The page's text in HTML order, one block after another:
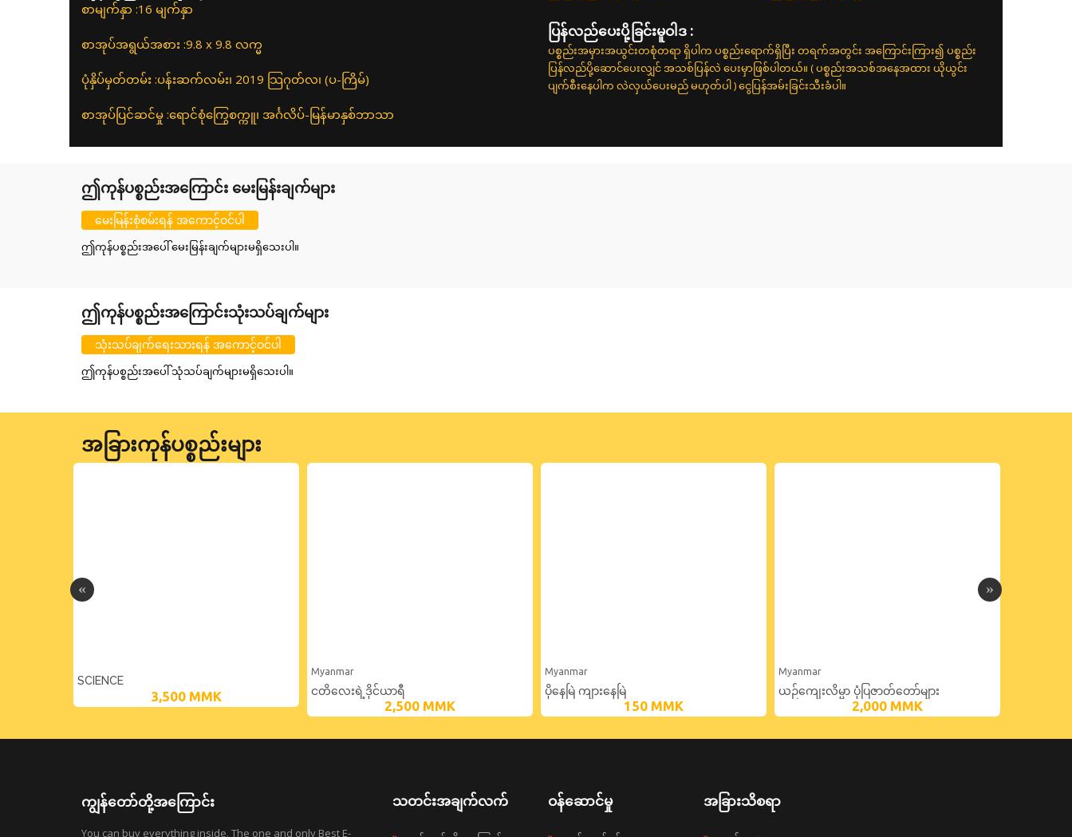
စာမျက်နှာ :16 မျက်နှာ
စာအုပ်အရွယ်အစား :9.8 x 9.8 လက္မ
ပုံနှိပ်မှတ်တမ်း :ပန်းဆက်လမ်း၊ 2019 သြဂုတ်လ၊ (ပ-ကြိမ်)
စာအုပ်ပြင်ဆင်မှု :ရောင်စုံကြွေစက္ကူ၊ အင်္ဂလိပ်-မြန်မာနှစ်ဘာသာ
ပြန်လည်ပေးပို့ခြင်းမူဝါဒ :
ပစ္စည်းအမှားအယွင်းတစုံတရာ ရှိပါက ပစ္စည်းရောက်ရှိပြီး တရက်အတွင်း အကြောင်းကြား၍ ပစ္စည်း
ပြန်လည်ပို့ဆောင်ပေးလျှင် အသစ်ပြန်လဲ ပေးမှာဖြစ်ပါတယ်။ ( ပစ္စည်းအသစ်အနေအထား ယိုယွင်း
ပျက်စီးနေပါက လဲလှယ်ပေးမည် မဟုတ်ပါ ) ငွေပြန်အမ်းခြင်းသီးခံပါ။
ဤကုန်ပစ္စည်းအကြောင်း မေးမြန်းချက်များ
မေးမြန်းစုံစမ်းရန် အကောင့်ဝင်ပါ
ဤကုန်ပစ္စည်းအပေါ် မေးမြန်းချက်များမရှိသေးပါ။
ဤကုန်ပစ္စည်းအကြောင်းသုံးသပ်ချက်များ
သုံးသပ်ချက်ရေးသားရန် အကောင့်ဝင်ပါ
ဤကုန်ပစ္စည်းအပေါ် သုံသပ်ချက်များမရှိသေးပါ။
အခြားကုန်ပစ္စည်းများ
SCIENCE
3,500 MMK
Myanmar
ငတိလေးရဲ့ဒိုင်ယာရီ
2,500 MMK
Myanmar
ပိုနေမြဲ ကျားနေမြဲ
150 MMK
Myanmar
ယဉ်ကျေးလိမ္မာ ပုံပြဇာတ်တော်များ
2,000 MMK
ကျွန်တော်တို့အကြောင်း
You can buy everything inside. The one and only Best E-
သတင်းအချက်လက် ဝန်ဆောင်မှု အခြားသိစရာ